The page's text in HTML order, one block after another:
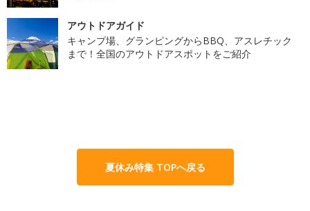
アウトドアガイド
キャンプ場、グランピングからBBQ、アスレチック
まで！全国のアウトドアスポットをご紹介
夏休み特集 TOPへ戻る